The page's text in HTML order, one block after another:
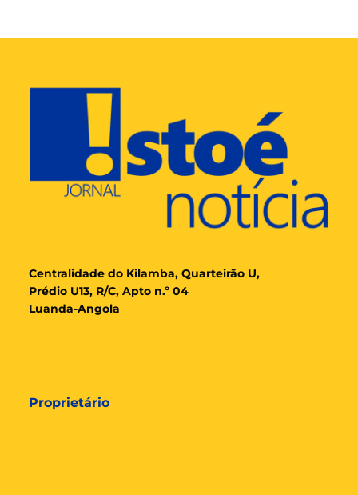
Centralidade do Kilamba, Quarteirão U,
Prédio U13, R/C, Apto n.º 04
Luanda-Angola
Proprietário